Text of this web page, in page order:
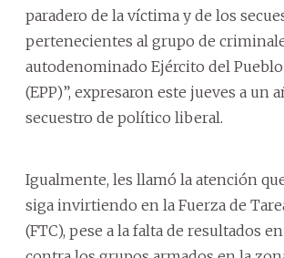
paradero de la víctima y de los
pertenecientes al grupo de
autodenominado Ejército del Pueblo
(EPP)”, expresaron este jueves a un
secuestro de político liberal.
Igualmente, les llamó la atención
siga invirtiendo en la Fuerza de
(FTC), pese a la falta de resultados